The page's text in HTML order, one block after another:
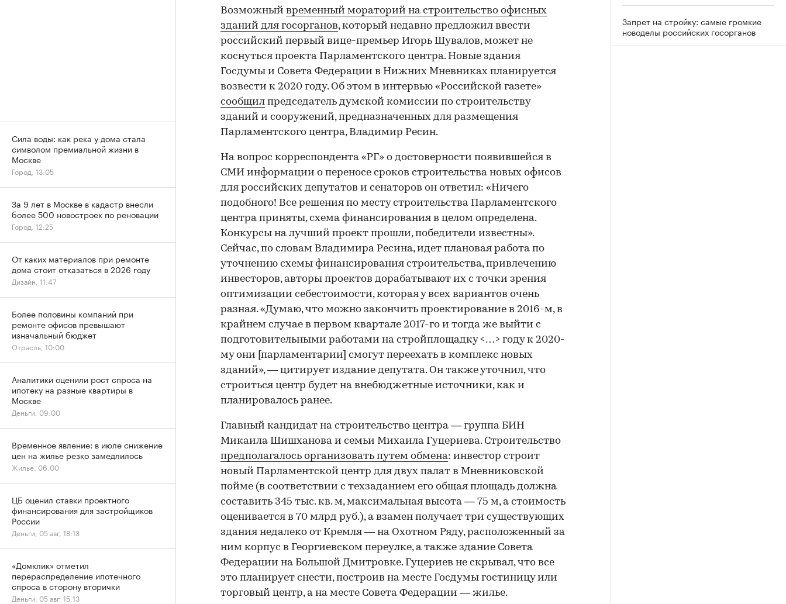
Возможный временный мораторий на строительство офисных
зданий для госорганов, который недавно предложил ввести
российский первый вице-премьер Игорь Шувалов, может не
коснуться проекта Парламентского центра. Новые здания
Госдумы и Совета Федерации в Нижних Мневниках планируется
возвести к 2020 году. Об этом в интервью «Российской газете»
сообщил председатель думской комиссии по строительству
зданий и сооружений, предназначенных для размещения
Парламентского центра, Владимир Ресин.
На вопрос корреспондента «РГ» о достоверности появившейся в
СМИ информации о переносе сроков строительства новых офисов
для российских депутатов и сенаторов он ответил: «Ничего
подобного! Все решения по месту строительства Парламентского
центра приняты, схема финансирования в целом определена.
Конкурсы на лучший проект прошли, победители известны».
Сейчас, по словам Владимира Ресина, идет плановая работа по
уточнению схемы финансирования строительства, привлечению
инвесторов, авторы проектов дорабатывают их с точки зрения
оптимизации себестоимости, которая у всех вариантов очень
разная. «Думаю, что можно закончить проектирование в 2016-м, в
крайнем случае в первом квартале 2017-го и тогда же выйти с
подготовительными работами на стройплощадку <…> году к 2020-
му они [парламентарии] смогут переехать в комплекс новых
зданий», — цитирует издание депутата. Он также уточнил, что
строиться центр будет на внебюджетные источники, как и
планировалось ранее.
Главный кандидат на строительство центра — группа БИН
Микаила Шишханова и семьи Михаила Гуцериева. Строительство
предполагалось организовать путем обмена: инвестор строит
новый Парламентской центр для двух палат в Мневниковской
пойме (в соответствии с техзаданием его общая площадь должна
составить 345 тыс. кв. м, максимальная высота — 75 м, а стоимость
оценивается в 70 млрд руб.), а взамен получает три существующих
здания недалеко от Кремля — на Охотном Ряду, расположенный за
ним корпус в Георгиевском переулке, а также здание Совета
Федерации на Большой Дмитровке. Гуцериев не скрывал, что все
это планирует снести, построив на месте Госдумы гостиницу или
торговый центр, а на месте Совета Федерации — жилье.
Запрет на стройку: самые громкие
новоделы российских госорганов
Сила воды: как река у дома стала
символом премиальной жизни в
Москве
Город, 13:05
За 9 лет в Москве в кадастр внесли
более 500 новостроек по реновации
Город, 12:25
От каких материалов при ремонте
дома стоит отказаться в 2026 году
Дизайн, 11:47
Более половины компаний при
ремонте офисов превышают
изначальный бюджет
Отрасль, 10:00
Аналитики оценили рост спроса на
ипотеку на разные квартиры в
Москве
Деньги, 09:00
Временное явление: в июле снижение
цен на жилье резко замедлилось
Жилье, 06:00
ЦБ оценил ставки проектного
финансирования для застройщиков
России
Деньги, 05 авг, 18:13
«Домклик» отметил
перераспределение ипотечного
спроса в сторону вторички
Деньги, 05 авг, 15:13